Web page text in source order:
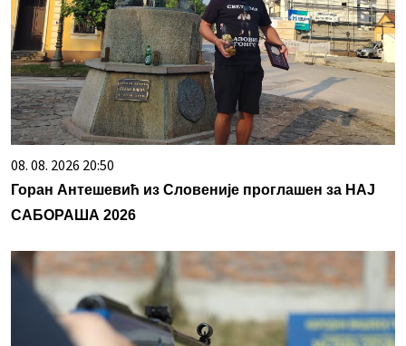
08. 08. 2026 20:50
Горан Антешевић из Словеније проглашен за НАЈ
САБОРАША 2026